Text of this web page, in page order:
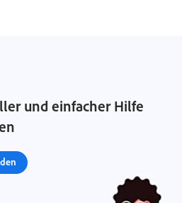
und einfacher Hilfe